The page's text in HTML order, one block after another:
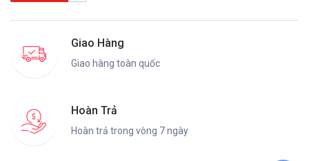
Giao Hàng
Giao hàng toàn quốc
Hoàn Trả
Hoàn trả trong vòng 7 ngày